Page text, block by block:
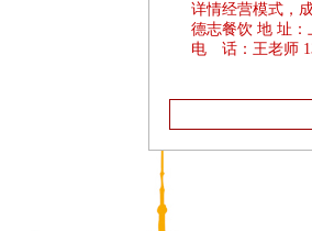
详情经营模式，
德志餐饮 地 址
电 话：王老师